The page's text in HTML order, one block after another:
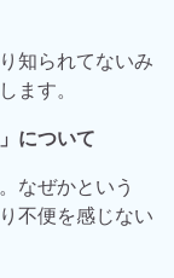
知られてないみ
ます。
について
なぜかという
不便を感じない